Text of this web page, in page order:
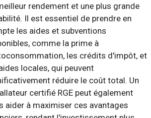
rendement et une plus grande
Il est essentiel de prendre en
les aides et subventions
comme la prime à
les crédits d'impôt, et
locales, qui peuvent
réduire le coût total. Un
certifié RGE peut également
aider à maximiser ces avantages